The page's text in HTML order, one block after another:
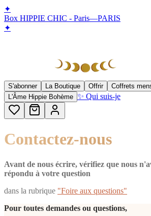
✦
Box HIPPIE CHIC - Paris—PARIS
✦
S'abonner La Boutique Offrir
Coffrets
L'Âme Hippie Bohème ✨ Qui suis-je
Contactez-nous
Avant de nous écrire, vérifiez que nous
répondu à votre question
dans la rubrique "Foire aux questions"
Pour toutes demandes ou questions,